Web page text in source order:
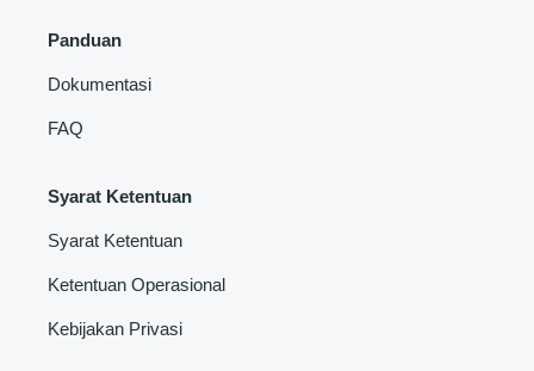
Panduan
Dokumentasi
FAQ
Syarat Ketentuan
Syarat Ketentuan
Ketentuan Operasional
Kebijakan Privasi